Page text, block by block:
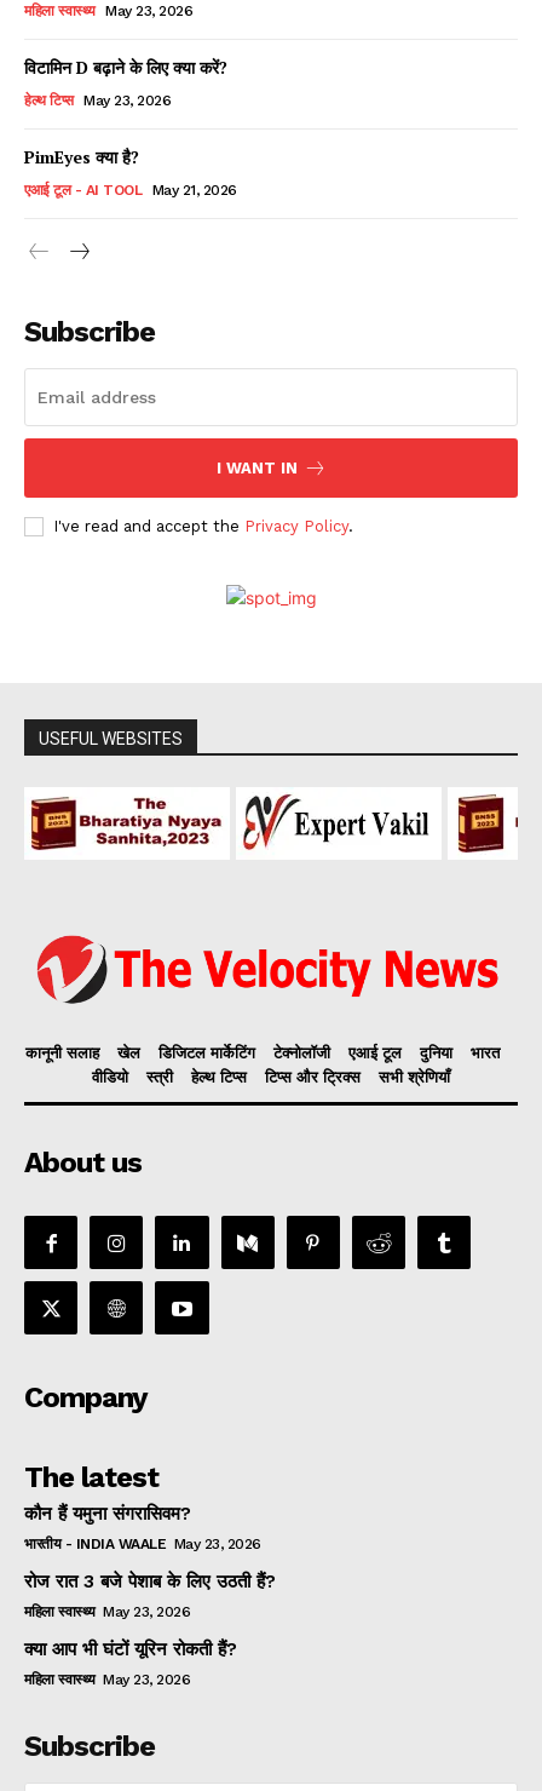
महिला स्वास्थ्य May 23, 2026
विटामिन D बढ़ाने के लिए क्या करें?
हेल्थ टिप्स May 23, 2026
PimEyes क्या है?
एआई टूल - AI TOOL May 21, 2026
Subscribe
I WANT IN
I've read and accept the Privacy Policy.
USEFUL WEBSITES
कानूनी सलाह खेल डिजिटल मार्केटिंग टेक्नोलॉजी एआई टूल दुनिया
भारत
वीडियो
स्त्री हेल्थ टिप्स टिप्स और ट्रिक्स सभी श्रेणियाँ
About us
Company
The latest
कौन हैं यमुना संगरासिवम?
भारतीय - INDIA WAALE May 23, 2026
रोज रात 3 बजे पेशाब के लिए उठती हैं?
महिला स्वास्थ्य May 23, 2026
क्या आप भी घंटों यूरिन रोकती हैं?
महिला स्वास्थ्य May 23, 2026
Subscribe